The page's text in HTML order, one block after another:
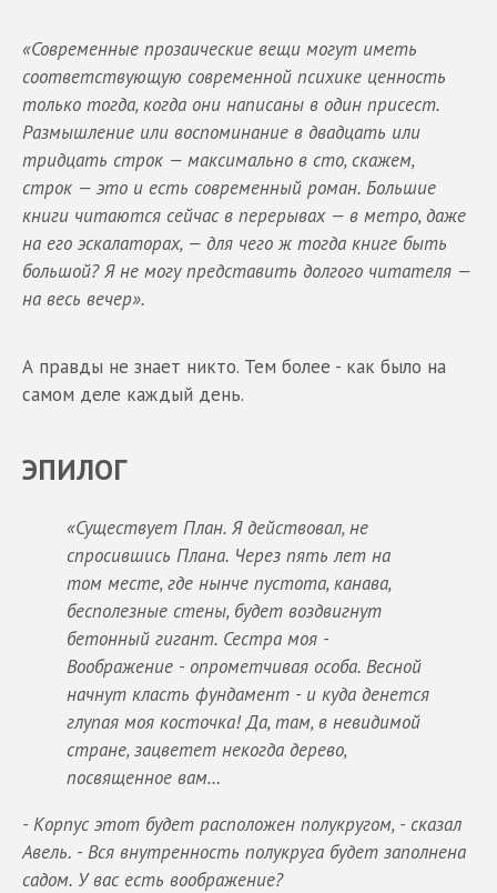
«Современные прозаические вещи могут иметь
соответствующую современной психике ценность
только тогда, когда они написаны в один присест.
Размышление или воспоминание в двадцать или
тридцать строк — максимально в сто, скажем,
строк — это и есть современный роман. Большие
книги читаются сейчас в перерывах — в метро, даже
на его эскалаторах, — для чего ж тогда книге быть
большой? Я не могу представить долгого читателя —
на весь вечер».
А правды не знает никто. Тем более - как было на
самом деле каждый день.
ЭПИЛОГ
«Существует План. Я действовал, не
спросившись Плана. Через пять лет на
том месте, где нынче пустота, канава,
бесполезные стены, будет воздвигнут
бетонный гигант. Сестра моя -
Воображение - опрометчивая особа. Весной
начнут класть фундамент - и куда денется
глупая моя косточка! Да, там, в невидимой
стране, зацветет некогда дерево,
посвященное вам…
- Корпус этот будет расположен полукругом, - сказал
Авель. - Вся внутренность полукруга будет заполнена
садом. У вас есть воображение?